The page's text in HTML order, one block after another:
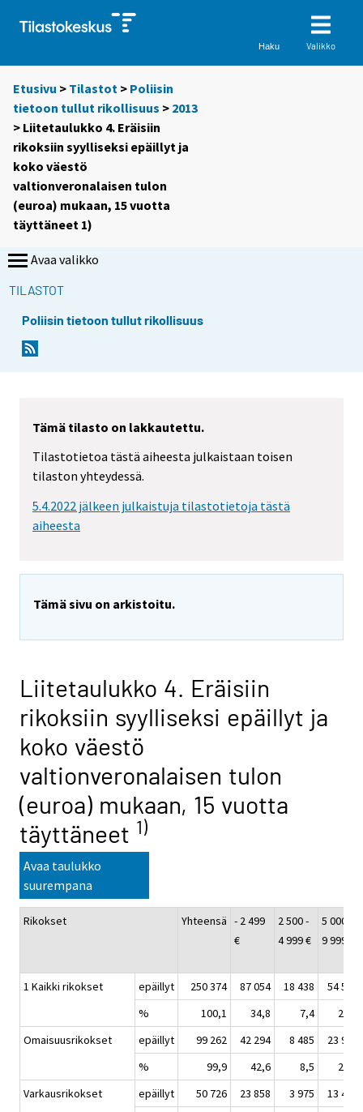
Haku Valikko
Etusivu > Tilastot > Poliisin
tietoon tullut rikollisuus > 2013
> Liitetaulukko 4. Eräisiin
rikoksiin syylliseksi epäillyt ja
koko väestö
valtionveronalaisen tulon
(euroa) mukaan, 15 vuotta
täyttäneet 1)
Avaa valikko
TILASTOT
Poliisin tietoon tullut rikollisuus
Tämä tilasto on lakkautettu.
Tilastotietoa tästä aiheesta julkaistaan toisen
tilaston yhteydessä.
5.4.2022 jälkeen julkaistuja tilastotietoja tästä
aiheesta
Tämä sivu on arkistoitu.
Liitetaulukko 4. Eräisiin
rikoksiin syylliseksi epäillyt ja
koko väestö
valtionveronalaisen tulon
(euroa) mukaan, 15 vuotta
täyttäneet 1)
Avaa taulukko
suurempana
Rikokset Yhteensä - 2 499
€
2 500 -
4 999 €
5 000 -
9 999 €
1 Kaikki rikokset epäillyt 250 374 87 054 18 438
54 541
%
100,1 34,8 7,4
21,8
Omaisuusrikokset
epäillyt 99 262 42 294 8 485
23 954
%
99,9 42,6 8,5
24,1
Varkausrikokset
epäillyt 50 726 23 858 3 975
13 475